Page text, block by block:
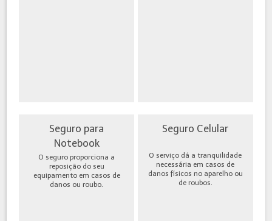
Seguro para
Notebook
O seguro proporciona a
reposição do seu
equipamento em casos de
danos ou roubo.
Seguro Celular
O serviço dá a tranquilidade
necessária em casos de
danos físicos no aparelho ou
de roubos.